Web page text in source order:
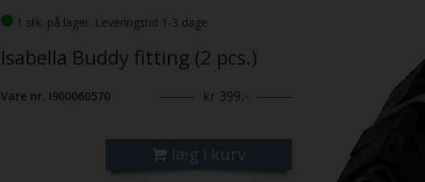
1 stk. på lager. Leveringstid 1-3 dage
Isabella Buddy fitting (2 pcs.)
Vare nr. I900060570 kr 399,-
læg i kurv